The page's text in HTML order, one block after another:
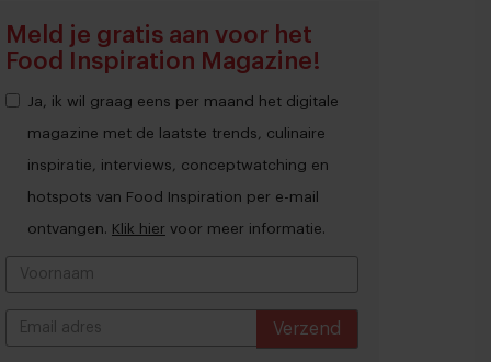
Meld je gratis aan voor het
Food Inspiration Magazine!
Ja, ik wil graag eens per maand het digitale
magazine met de laatste trends, culinaire
inspiratie, interviews, conceptwatching en
hotspots van Food Inspiration per e-mail
ontvangen. Klik hier voor meer informatie.
Verzend